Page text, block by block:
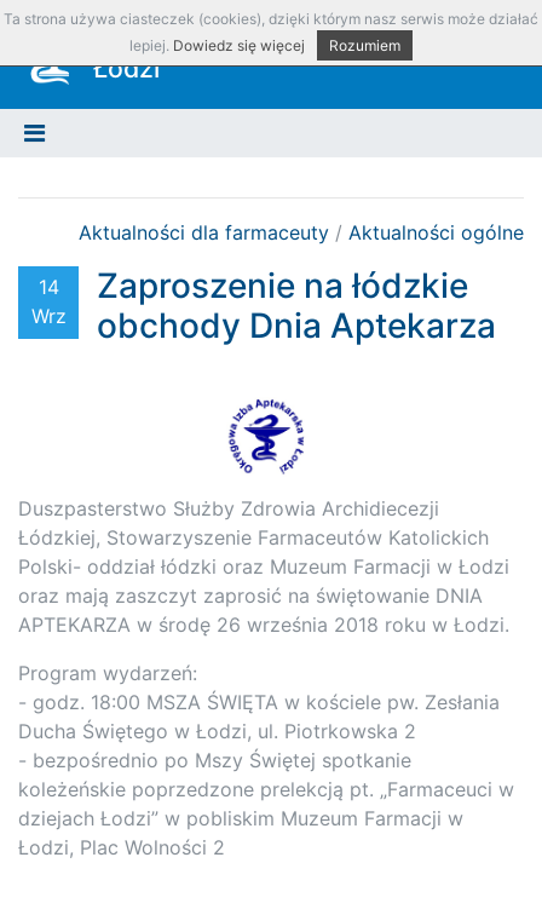
Okręgowa Izba Aptekarska w
Łodzi
Aktualności dla farmaceuty / Aktualności ogólne
14
Wrz
Zaproszenie na łódzkie
obchody Dnia Aptekarza
Duszpasterstwo Służby Zdrowia Archidiecezji
Łódzkiej, Stowarzyszenie Farmaceutów Katolickich
Polski- oddział łódzki oraz Muzeum Farmacji w Łodzi
oraz mają zaszczyt zaprosić na świętowanie DNIA
APTEKARZA w środę 26 września 2018 roku w Łodzi.
Program wydarzeń:
- godz. 18:00 MSZA ŚWIĘTA w kościele pw. Zesłania
Ducha Świętego w Łodzi, ul. Piotrkowska 2
- bezpośrednio po Mszy Świętej spotkanie
koleżeńskie poprzedzone prelekcją pt. „Farmaceuci w
dziejach Łodzi” w pobliskim Muzeum Farmacji w
Łodzi, Plac Wolności 2
Ta strona używa ciasteczek (cookies), dzięki którym nasz serwis może działać
lepiej. Dowiedz się więcej Rozumiem